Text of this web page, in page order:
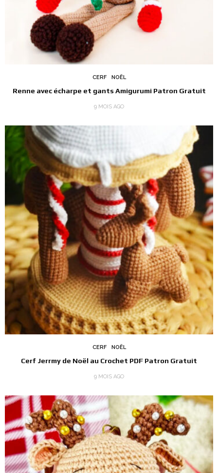
CERF NOËL
Renne avec écharpe et gants Amigurumi Patron Gratuit
9 MOIS AGO
CERF NOËL
Cerf Jerrmy de Noël au Crochet PDF Patron Gratuit
9 MOIS AGO